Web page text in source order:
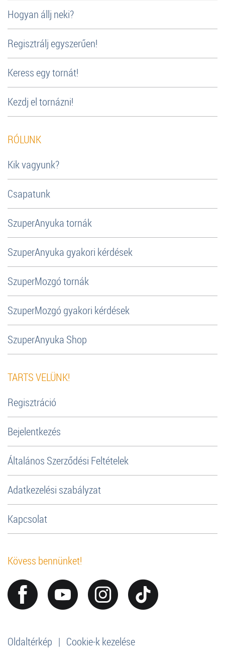
Hogyan állj neki?
Regisztrálj egyszerűen!
Keress egy tornát!
Kezdj el tornázni!
RÓLUNK
Kik vagyunk?
Csapatunk
SzuperAnyuka tornák
SzuperAnyuka gyakori kérdések
SzuperMozgó tornák
SzuperMozgó gyakori kérdések
SzuperAnyuka Shop
TARTS VELÜNK!
Regisztráció
Bejelentkezés
Általános Szerződési Feltételek
Adatkezelési szabályzat
Kapcsolat
Kövess bennünket!
Oldaltérkép | Cookie-k kezelése